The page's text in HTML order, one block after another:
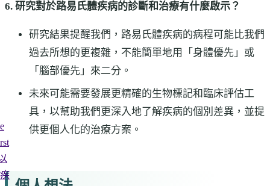
6. 研究對於路易氏體疾病的診斷和治療有什麼啟示？
研究結果提醒我們，路易氏體疾病的病程可能比我們
過去所想的更複雜，不能簡單地用「身體優先」或
「腦部優先」來二分。
未來可能需要發展更精確的生物標記和臨床評估工
具，以幫助我們更深入地了解疾病的個別差異，並提
供更個人化的治療方案。